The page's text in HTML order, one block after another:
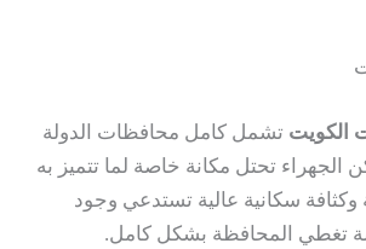
الكويت تشمل كامل محافظات الدولة
الجهراء تحتل مكانة خاصة لما تتميز به
سكانية عالية تستدعي وجود
تغطي المحافظة بشكل كامل.